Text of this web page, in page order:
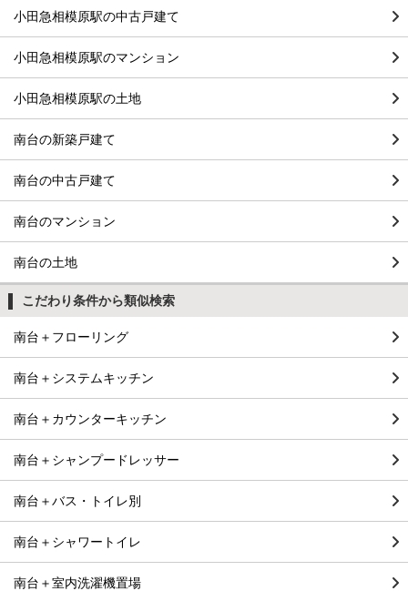
小田急相模原駅の中古戸建て
小田急相模原駅のマンション
小田急相模原駅の土地
南台の新築戸建て
南台の中古戸建て
南台のマンション
南台の土地
こだわり条件から類似検索
南台＋フローリング
南台＋システムキッチン
南台＋カウンターキッチン
南台＋シャンプードレッサー
南台＋バス・トイレ別
南台＋シャワートイレ
南台＋室内洗濯機置場